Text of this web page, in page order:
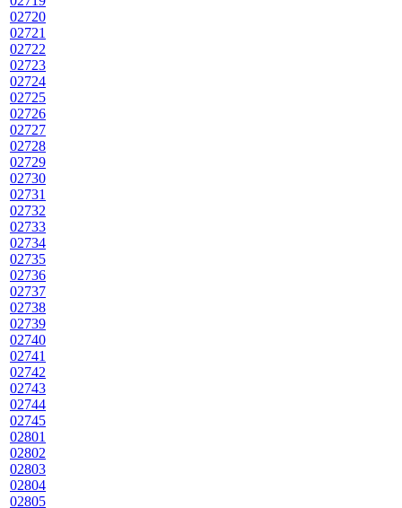
02720
02721
02722
02723
02724
02725
02726
02727
02728
02729
02730
02731
02732
02733
02734
02735
02736
02737
02738
02739
02740
02741
02742
02743
02744
02745
02801
02802
02803
02804
02805